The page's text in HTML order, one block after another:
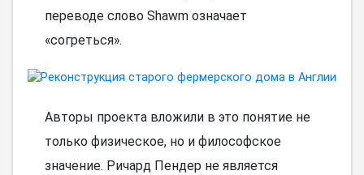
переводе слово Shawm означает
«согреться».
Авторы проекта вложили в это понятие не
только физическое, но и философское
значение. Ричард Пендер не является